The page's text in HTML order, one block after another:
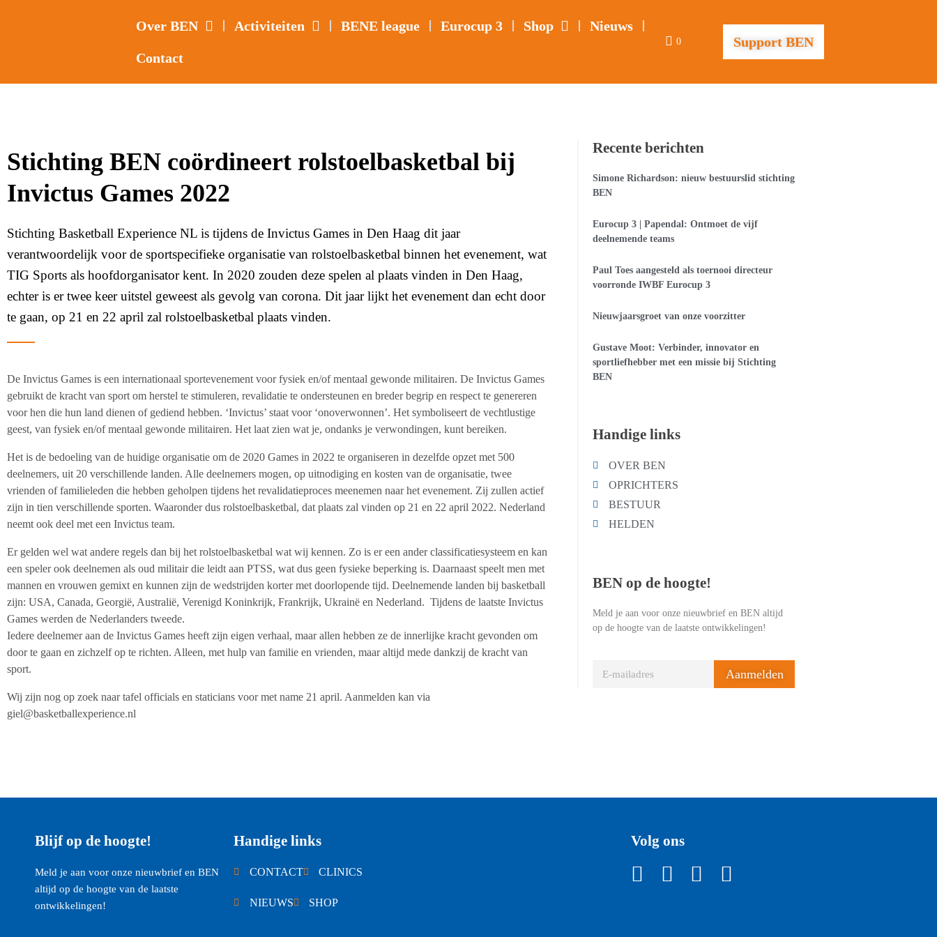
Over BEN Activiteiten BENE league Eurocup 3 Shop Nieuws
Contact
0 Support BEN
Stichting BEN coördineert rolstoelbasketbal bij
Invictus Games 2022
Stichting Basketball Experience NL is tijdens de Invictus Games in Den Haag dit jaar
verantwoordelijk voor de sportspecifieke organisatie van rolstoelbasketbal binnen het evenement, wat
TIG Sports als hoofdorganisator kent. In 2020 zouden deze spelen al plaats vinden in Den Haag,
echter is er twee keer uitstel geweest als gevolg van corona. Dit jaar lijkt het evenement dan echt door
te gaan, op 21 en 22 april zal rolstoelbasketbal plaats vinden.
De Invictus Games is een internationaal sportevenement voor fysiek en/of mentaal gewonde militairen. De Invictus Games
gebruikt de kracht van sport om herstel te stimuleren, revalidatie te ondersteunen en breder begrip en respect te genereren
voor hen die hun land dienen of gediend hebben. ‘Invictus’ staat voor ‘onoverwonnen’. Het symboliseert de vechtlustige
geest, van fysiek en/of mentaal gewonde militairen. Het laat zien wat je, ondanks je verwondingen, kunt bereiken.
Het is de bedoeling van de huidige organisatie om de 2020 Games in 2022 te organiseren in dezelfde opzet met 500
deelnemers, uit 20 verschillende landen. Alle deelnemers mogen, op uitnodiging en kosten van de organisatie, twee
vrienden of familieleden die hebben geholpen tijdens het revalidatieproces meenemen naar het evenement. Zij zullen actief
zijn in tien verschillende sporten. Waaronder dus rolstoelbasketbal, dat plaats zal vinden op 21 en 22 april 2022. Nederland
neemt ook deel met een Invictus team.
Er gelden wel wat andere regels dan bij het rolstoelbasketbal wat wij kennen. Zo is er een ander classificatiesysteem en kan
een speler ook deelnemen als oud militair die leidt aan PTSS, wat dus geen fysieke beperking is. Daarnaast speelt men met
mannen en vrouwen gemixt en kunnen zijn de wedstrijden korter met doorlopende tijd. Deelnemende landen bij basketball
zijn: USA, Canada, Georgië, Australië, Verenigd Koninkrijk, Frankrijk, Ukrainë en Nederland. Tijdens de laatste Invictus
Games werden de Nederlanders tweede.
Iedere deelnemer aan de Invictus Games heeft zijn eigen verhaal, maar allen hebben ze de innerlijke kracht gevonden om
door te gaan en zichzelf op te richten. Alleen, met hulp van familie en vrienden, maar altijd mede dankzij de kracht van
sport.
Wij zijn nog op zoek naar tafel officials en staticians voor met name 21 april. Aanmelden kan via
giel@basketballexperience.nl
Recente berichten
Simone Richardson: nieuw bestuurslid stichting
BEN
Eurocup 3 | Papendal: Ontmoet de vijf
deelnemende teams
Paul Toes aangesteld als toernooi directeur
voorronde IWBF Eurocup 3
Nieuwjaarsgroet van onze voorzitter
Gustave Moot: Verbinder, innovator en
sportliefhebber met een missie bij Stichting
BEN
Handige links
OVER BEN
OPRICHTERS
BESTUUR
HELDEN
BEN op de hoogte!
Meld je aan voor onze nieuwbrief en BEN altijd
op de hoogte van de laatste ontwikkelingen!
Aanmelden
Blijf op de hoogte!
Meld je aan voor onze nieuwbrief en BEN
altijd op de hoogte van de laatste
ontwikkelingen!
Handige links
CONTACT CLINICS
NIEUWS SHOP
Volg ons